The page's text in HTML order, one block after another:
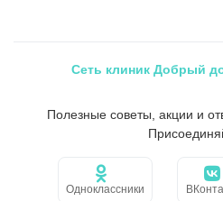
Сеть клиник Добрый
Полезные советы, акции и
Одноклассники